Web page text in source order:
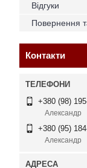
Відгуки
Повернення
Контакти
+380 (98)
Александр
+380 (95)
Александр